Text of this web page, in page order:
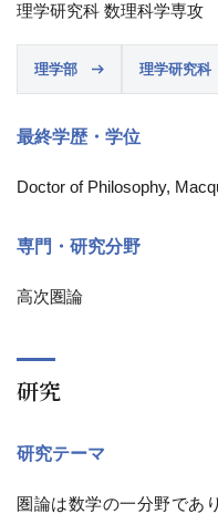
理学研究科 数理科学専攻
理学部 理学研究科
最終学歴・学位
Doctor of Philosophy,
専門・研究分野
高次圏論
研究
研究テーマ
圏論は数学の一分野であ